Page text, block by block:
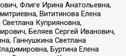
Флиге Ирина Анатольевна,
Вититинова Елена
Куприяновна,
Беляев Сергей Иванович,
Ганнушкина Светлана
Буртина Елена